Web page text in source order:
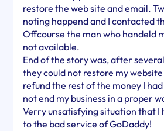
restore the web site and email.
noting happend and I contacted
Offcourse the man who handeld
not available.
End of the story was, after
they could not restore my
refund the rest of the money I
not end my business in a proper
Verry unsatisfying situation that I
to the bad service of GoDaddy!